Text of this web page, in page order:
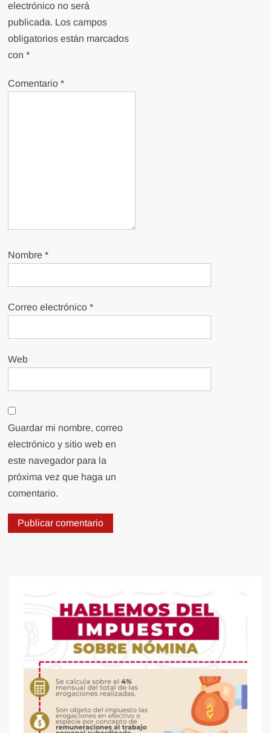
electrónico no será
publicada. Los campos
obligatorios están marcados
con*
Comentario*
Nombre*
Correo electrónico*
Web
Guardar mi nombre, correo
electrónico y sitio web en
este navegador para la
próxima vez que haga un
comentario.